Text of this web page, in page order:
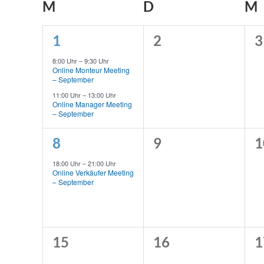
Kalender
von
Veranstaltungen
M D M
2
Veranstaltungen,
1
8:00 Uhr–9:30 Uhr
Online Monteur Meeting
– September
11:00 Uhr– 13:00 Uhr
Online Manager Meeting
– September
0
2
0
3
1
Veranstaltung,
8
18:00 Uhr–21:00 Uhr
Online Verkäufer Meeting
– September
0
9
0
0
15
0
16
0